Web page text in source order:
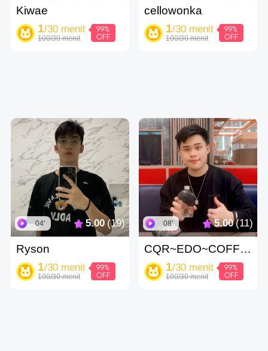
Kiwae
1/30 menit
100/30 menit
cellowonka
1/30 menit
100/30 menit
04' 5.00 (19)
Ryson
1/30 menit
100/30 menit
08' 5.00(11)
CQR~EDO~COFFEE
1/30 menit
100/30 menit